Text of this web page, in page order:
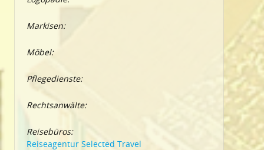
Markisen:
Möbel:
Pflegedienste:
Rechtsanwälte:
Reisebüros:
Reiseagentur Selected Travel